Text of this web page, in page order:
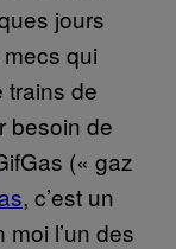
jours
qui
trains de
besoin de
(« gaz
, c’est un
l’un des